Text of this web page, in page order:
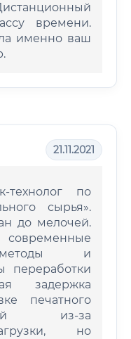
времени.
именно ваш
21.11.2021
технолог по
сырья».
до мелочей.
методы и
переработки
задержка
печатного
из-за
но